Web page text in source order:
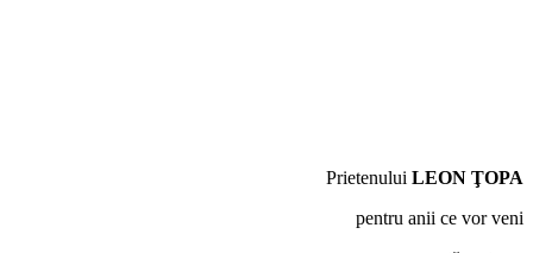
Prietenului LEON ŢOPA
pentru anii ce vor veni